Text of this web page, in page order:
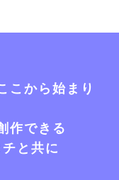
こから始まり
作できる
と共に